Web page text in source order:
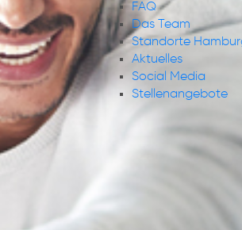
FAQ
Das Team
Standorte
Aktuelles
Social Media
Stellenangebote